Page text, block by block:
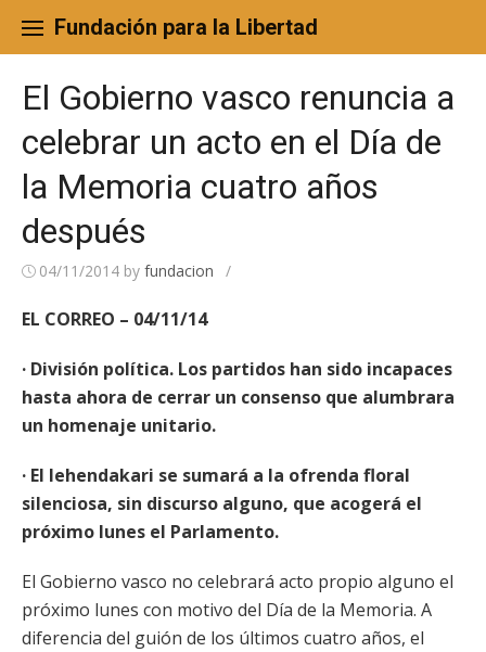
content
Fundación para la Libertad
El Gobierno vasco renuncia a
celebrar un acto en el Día de
la Memoria cuatro años
después
04/11/2014 by fundacion /
EL CORREO – 04/11/14
· División política. Los partidos han sido incapaces
hasta ahora de cerrar un consenso que alumbrara
un homenaje unitario.
· El lehendakari se sumará a la ofrenda floral
silenciosa, sin discurso alguno, que acogerá el
próximo lunes el Parlamento.
El Gobierno vasco no celebrará acto propio alguno el
próximo lunes con motivo del Día de la Memoria. A
diferencia del guión de los últimos cuatro años, el